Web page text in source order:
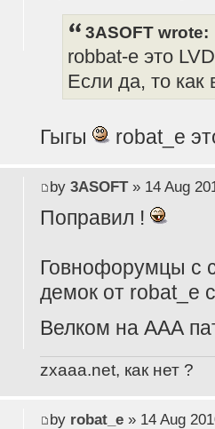
3ASOFT wrote:
robbat-e это
Если да, то как
Гыгы robat_e
by 3ASOFT» 14 Aug
Поправил !
Говнофорумцы с
демок от robat_e
Велком на ААА
zxaaa.net, как нет ?
by robat_e» 14 Aug